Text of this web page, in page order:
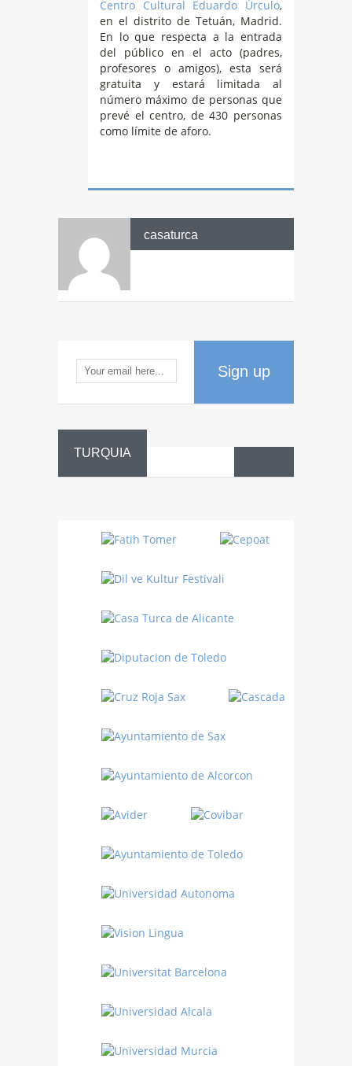
Centro Cultural Eduardo Úrculo,
en el distrito de Tetuán, Madrid.
En lo que respecta a la entrada
del público en el acto (padres,
profesores o amigos), esta será
gratuita y estará limitada al
número máximo de personas que
prevé el centro, de 430 personas
como límite de aforo.
casaturca
Sign up
TURQUIA
Turquía